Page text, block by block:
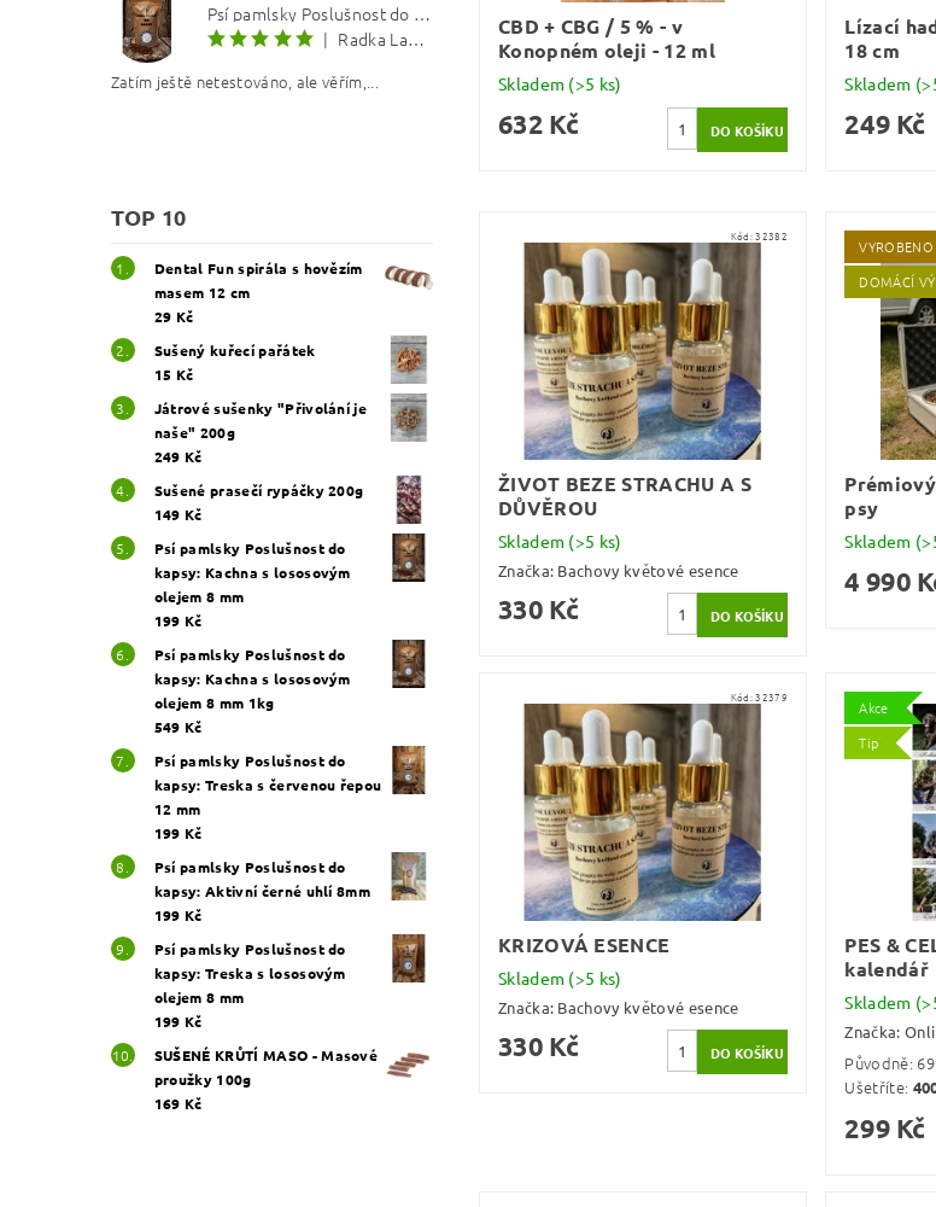
Psí pamlsky Poslušnost do kapsy: Kachna s lososovým olejem 8 mm
|
Radka Langerová
Zatím ještě netestováno, ale věřím,...
TOP 10
Dental Fun spirála s hovězím
masem 12 cm
29 Kč
Sušený kuřecí pařátek
15 Kč
Játrové sušenky "Přivolání je
naše" 200g
249 Kč
Sušené prasečí rypáčky 200g
149 Kč
Psí pamlsky Poslušnost do
kapsy: Kachna s lososovým
olejem 8 mm
199 Kč
Psí pamlsky Poslušnost do
kapsy: Kachna s lososovým
olejem 8 mm 1kg
549 Kč
Psí pamlsky Poslušnost do
kapsy: Treska s červenou řepou
12 mm
199 Kč
Psí pamlsky Poslušnost do
kapsy: Aktivní černé uhlí 8mm
199 Kč
Psí pamlsky Poslušnost do
kapsy: Treska s lososovým
olejem 8 mm
199 Kč
SUŠENÉ KRŮTÍ MASO - Masové
proužky 100g
169 Kč
CBD + CBG / 5 % - v
Konopném oleji - 12 ml
Skladem (>5 ks)
632 Kč
Lízací
18 cm
Skladem
249 Kč
Kód:32382
ŽIVOT BEZE STRACHU A S
DŮVĚROU
Skladem (>5 ks)
Značka: Bachovy květové esence
330 Kč
VYROBENO
DOMÁCÍ
psy
Skladem
4 990
Kód:32379
KRIZOVÁ ESENCE
Skladem (>5 ks)
Značka: Bachovy květové esence
330 Kč
Akce
Tip
PES &
kalendář
Skladem
Značka:
Původně:
Ušetříte:
299 Kč